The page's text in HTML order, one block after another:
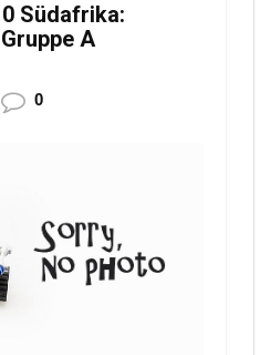
Südafrika:
A
0